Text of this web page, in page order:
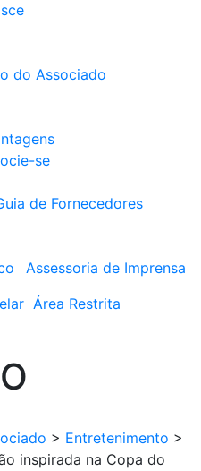
do Associado
se
de Fornecedores
Assessoria de Imprensa
Área Restrita
> Entretenimento >
inspirada na Copa do